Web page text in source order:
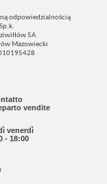
odpowiedzialnością
Sp.k.
5A
Mazowiecki
vendite
venerdì
- 18:00